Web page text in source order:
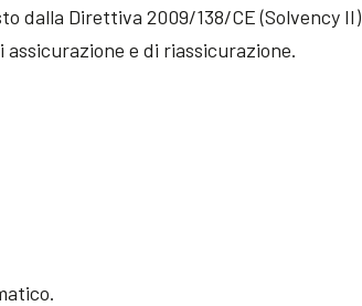
dalla Direttiva 2009/138/CE (Solvency II)
e di riassicurazione.